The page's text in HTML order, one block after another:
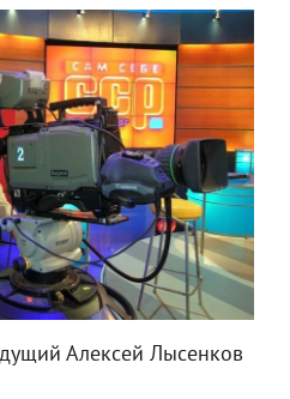
Алексей Лысенков